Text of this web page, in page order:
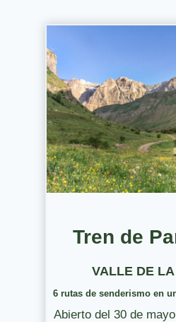
Tren de
VALLE DE
6 rutas de senderismo en
Abierto del 30 de